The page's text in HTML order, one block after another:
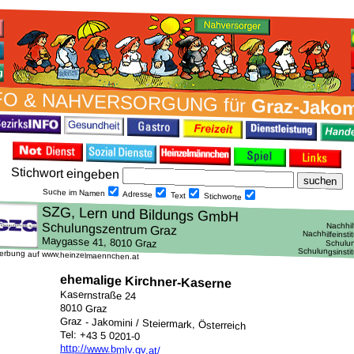
& NAH­VER­SORG­UNG fürGraz-
Stich­wort ein­geben
Suche im Namen Adresse Text Stich­worte
auf www.heinzelmaennchen.at
ehemalige Kirchner-Kaserne
Kasernstraße 24
8010 Graz
Graz - Jakomini / Steiermark, Österreich
Tel: +43 5 0201-0
http://www.bmlv.gv.at/